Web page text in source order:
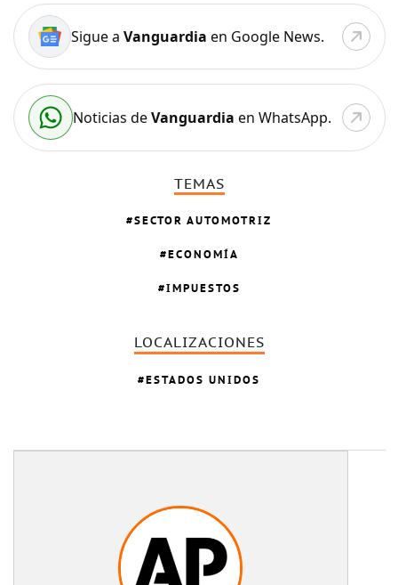
Sigue a Vanguardia en Google News.
Noticias deVanguardia en WhatsApp.
TEMAS
SECTOR AUTOMOTRIZ
ECONOMÍA
IMPUESTOS
LOCALIZACIONES
ESTADOS UNIDOS